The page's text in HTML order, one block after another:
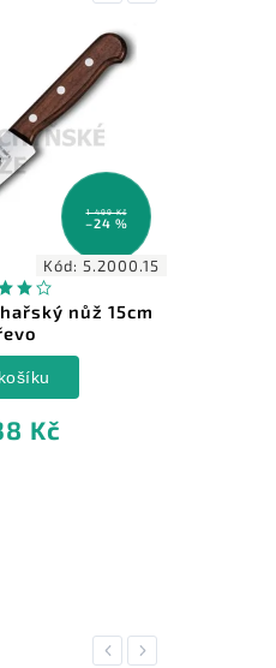
1 499 Kč
–24 %
Kód: 5.2000.15
nůž 15cm
Kč
Previous
Next